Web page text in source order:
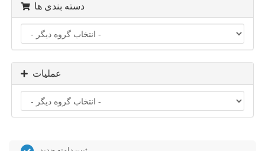
دسته بندی ها
عملیات